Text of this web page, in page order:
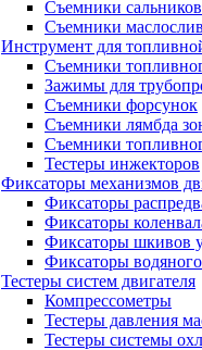
Съемники сальников
Съемники
Инструмент для
Съемники
Зажимы для
Съемники форсунок
Съемники лямбда
Съемники
Тестеры инжекторов
Фиксаторы механизмов
Фиксаторы
Фиксаторы
Фиксаторы шкивов
Фиксаторы водяного
Тестеры систем двигателя
Компрессометры
Тестеры давления
Тестеры системы